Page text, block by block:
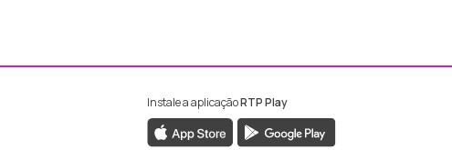
da RTP Madeira
Instagram da RTP Madeira
Instale a aplicaçãoRTP Play